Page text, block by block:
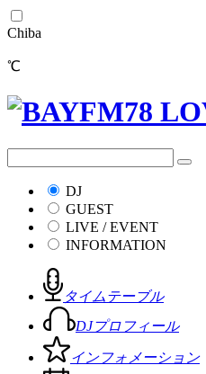
Chiba
℃
DJ
GUEST
LIVE / EVENT
INFORMATION
タイムテーブル
DJプロフィール
インフォメーション